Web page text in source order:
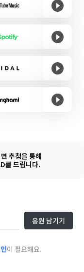
추첨을 통해
를 드립니다.
응원 남기기
이 필요해요.